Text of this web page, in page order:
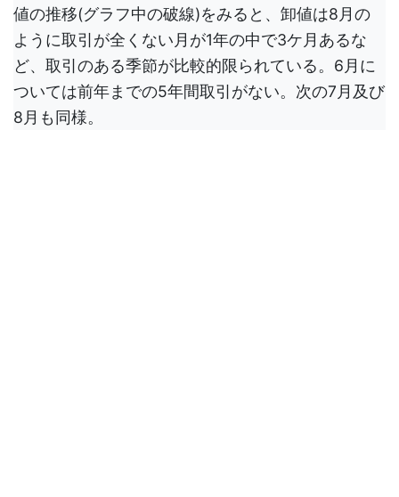
値の推移(グラフ中の破線)をみると、卸値は8月の
ように取引が全くない月が1年の中で3ケ月あるな
ど、取引のある季節が比較的限られている。6月に
ついては前年までの5年間取引がない。次の7月及び
8月も同様。